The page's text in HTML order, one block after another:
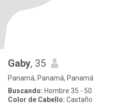
Gaby, 35
Panamá, Panamá, Panamá
Buscando: Hombre 35 - 50
Color de Cabello: Castaño